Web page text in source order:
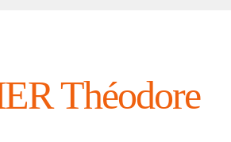
Théo­dore